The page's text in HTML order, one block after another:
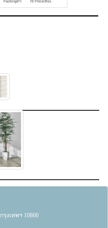
Packing(P): 10 Piece/Box.
งเทพฯ 10800